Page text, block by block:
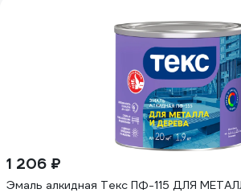
1 206 ₽
Эмаль алкидная Текс ПФ-115 ДЛЯ